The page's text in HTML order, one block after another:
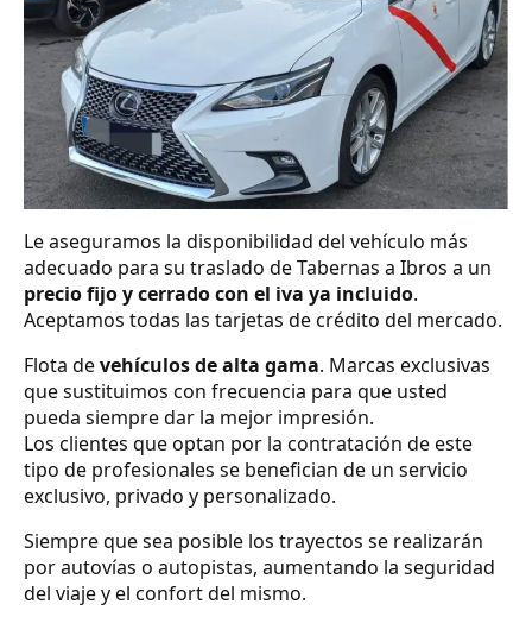
Le aseguramos la disponibilidad del vehículo más
adecuado para su traslado de Tabernas a Ibros a un
precio fijo y cerrado con el iva ya incluido.
Aceptamos todas las tarjetas de crédito del mercado.
Flota devehículos de alta gama. Marcas exclusivas
que sustituimos con frecuencia para que usted
pueda siempre dar la mejor impresión.
Los clientes que optan por la contratación de este
tipo de profesionales se benefician de un servicio
exclusivo, privado y personalizado.
Siempre que sea posible los trayectos se realizarán
por autovías o autopistas, aumentando la seguridad
del viaje y el confort del mismo.